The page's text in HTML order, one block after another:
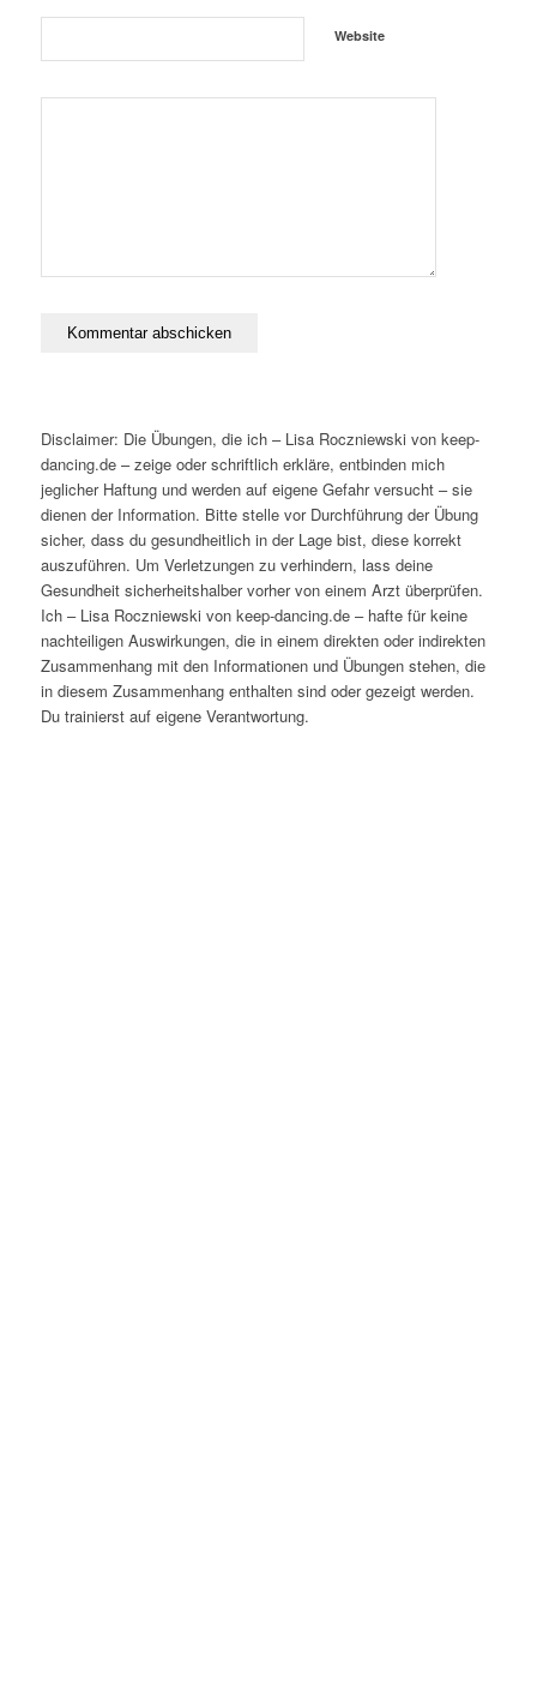
Website
Disclaimer: Die Übungen, die ich – Lisa Roczniewski von keep-
dancing.de – zeige oder schriftlich erkläre, entbinden mich
jeglicher Haftung und werden auf eigene Gefahr versucht – sie
dienen der Information. Bitte stelle vor Durchführung der Übung
sicher, dass du gesundheitlich in der Lage bist, diese korrekt
auszuführen. Um Verletzungen zu verhindern, lass deine
Gesundheit sicherheitshalber vorher von einem Arzt überprüfen.
Ich – Lisa Roczniewski von keep-dancing.de – hafte für keine
nachteiligen Auswirkungen, die in einem direkten oder indirekten
Zusammenhang mit den Informationen und Übungen stehen, die
in diesem Zusammenhang enthalten sind oder gezeigt werden.
Du trainierst auf eigene Verantwortung.